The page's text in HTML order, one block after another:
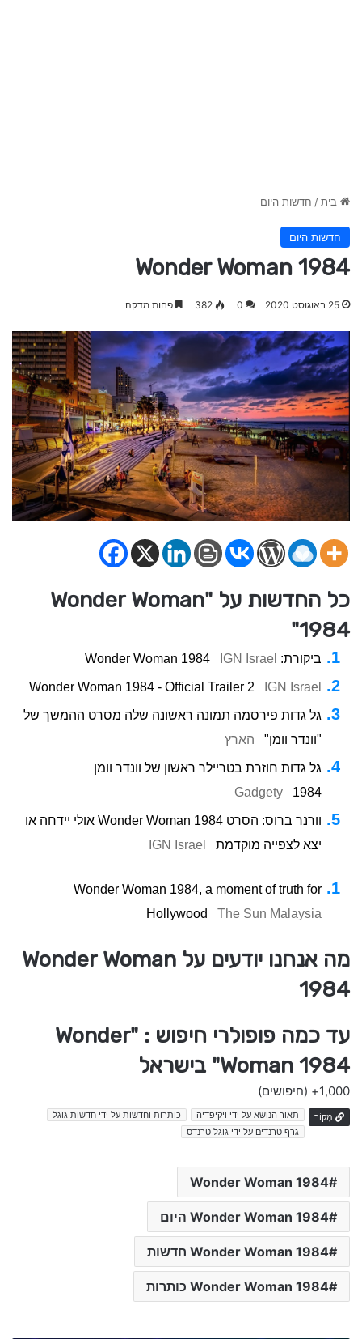
בית/ חדשות היום
חדשות היום
Wonder Woman 1984
25 באוגוסט 2020 0
382 פחות מדקה
כל החדשות על "Wonder Woman
1984"
ביקורת: Wonder Woman 1984 IGN Israel
Wonder Woman 1984 - Official Trailer 2 IGN Israel
גל גדות פירסמה תמונה ראשונה שלה מסרט ההמשך של
"וונדר וומן"
הארץ
גל גדות חוזרת בטריילר ראשון של וונדר וומן
1984
Gadgety
וורנר ברוס: הסרט Wonder Woman 1984 אולי יידחה או
יצא לצפייה מוקדמת
IGN Israel
Wonder Woman 1984, a moment of truth for
Hollywood
The Sun Malaysia
מה אנחנו יודעים על Wonder Woman
1984
עד כמה פופולרי חיפוש : "Wonder
Woman 1984" בישראל
1,000+ (חיפושים)
מָקוֹר תאור הנושא על ידי ויקיפדיה
כותרות וחדשות על ידי חדשות גוגל
גרף טרנדים על ידי גוגל טרנדס
Wonder Woman 1984
Wonder Woman 1984 היום
Wonder Woman 1984 חדשות
Wonder Woman 1984 כותרות